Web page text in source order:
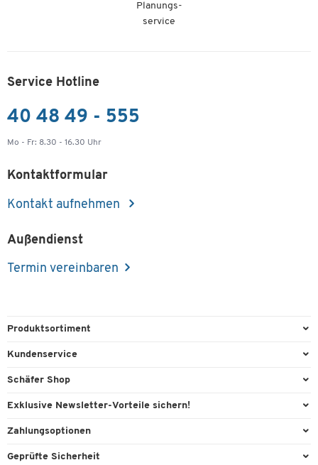
Planungs-
service
Service Hotline
40 48 49 - 555
Mo - Fr: 8.30 - 16.30 Uhr
Kontaktformular
Kontakt aufnehmen
Außendienst
Termin vereinbaren
Produktsortiment
Büroausstattung
Reinigung & Hygiene
Technik
Kundenservice
Direktbestellung
Lieferinformationen
Rufnummernüberblick
Schäfer Shop
AGB
Exklusive Newsletter-Vorteile sichern!
Willkommensgeschenk
Zahlungsoptionen
Paypal
Geprüfte Sicherheit